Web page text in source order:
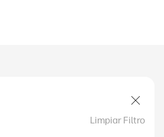
Limpiar Filtro